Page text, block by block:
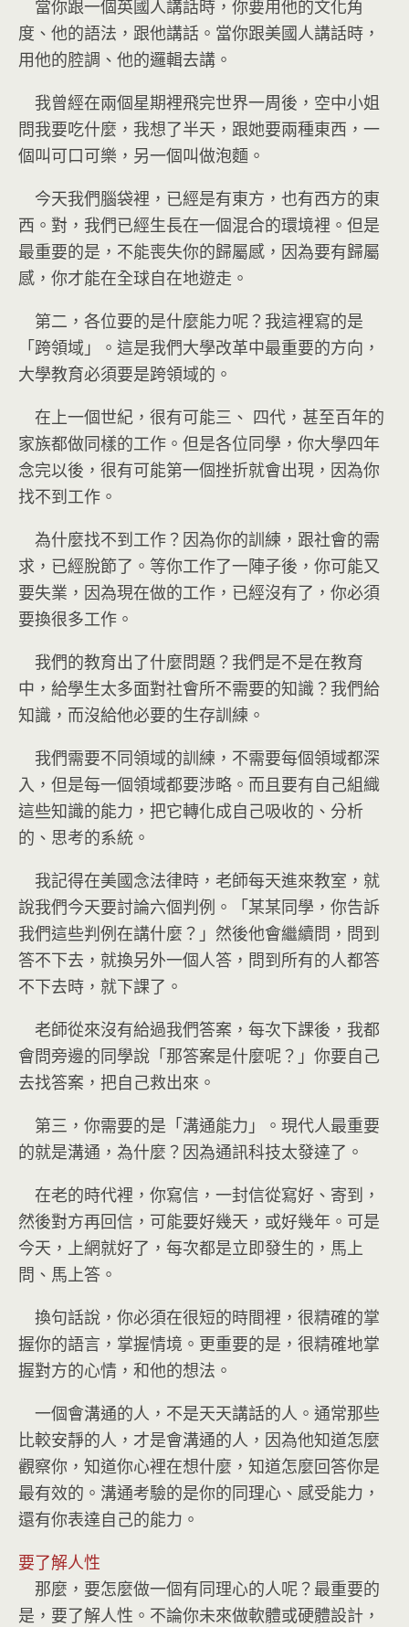
當你跟一個英國人講話時，你要用他的文化角
度、他的語法，跟他講話。當你跟美國人講話時，
用他的腔調、他的邏輯去講。
我曾經在兩個星期裡飛完世界一周後，空中小姐
問我要吃什麼，我想了半天，跟她要兩種東西，一
個叫可口可樂，另一個叫做泡麵。
今天我們腦袋裡，已經是有東方，也有西方的東
西。對，我們已經生長在一個混合的環境裡。但是
最重要的是，不能喪失你的歸屬感，因為要有歸屬
感，你才能在全球自在地遊走。
第二，各位要的是什麼能力呢？我這裡寫的是
「跨領域」。這是我們大學改革中最重要的方向，
大學教育必須要是跨領域的。
在上一個世紀，很有可能三、 四代，甚至百年的
家族都做同樣的工作。但是各位同學，你大學四年
念完以後，很有可能第一個挫折就會出現，因為你
找不到工作。
為什麼找不到工作？因為你的訓練，跟社會的需
求，已經脫節了。等你工作了一陣子後，你可能又
要失業，因為現在做的工作，已經沒有了，你必須
要換很多工作。
我們的教育出了什麼問題？我們是不是在教育
中，給學生太多面對社會所不需要的知識？我們給
知識，而沒給他必要的生存訓練。
我們需要不同領域的訓練，不需要每個領域都深
入，但是每一個領域都要涉略。而且要有自己組織
這些知識的能力，把它轉化成自己吸收的、分析
的、思考的系統。
我記得在美國念法律時，老師每天進來教室，就
說我們今天要討論六個判例。「某某同學，你告訴
我們這些判例在講什麼？」然後他會繼續問，問到
答不下去，就換另外一個人答，問到所有的人都答
不下去時，就下課了。
老師從來沒有給過我們答案，每次下課後，我都
會問旁邊的同學說「那答案是什麼呢？」你要自己
去找答案，把自己救出來。
第三，你需要的是「溝通能力」。現代人最重要
的就是溝通，為什麼？因為通訊科技太發達了。
在老的時代裡，你寫信，一封信從寫好、寄到，
然後對方再回信，可能要好幾天，或好幾年。可是
今天，上網就好了，每次都是立即發生的，馬上
問、馬上答。
換句話說，你必須在很短的時間裡，很精確的掌
握你的語言，掌握情境。更重要的是，很精確地掌
握對方的心情，和他的想法。
一個會溝通的人，不是天天講話的人。通常那些
比較安靜的人，才是會溝通的人，因為他知道怎麼
觀察你，知道你心裡在想什麼，知道怎麼回答你是
最有效的。溝通考驗的是你的同理心、感受能力，
還有你表達自己的能力。
要了解人性
那麼，要怎麼做一個有同理心的人呢？最重要的
是，要了解人性。不論你未來做軟體或硬體設計，